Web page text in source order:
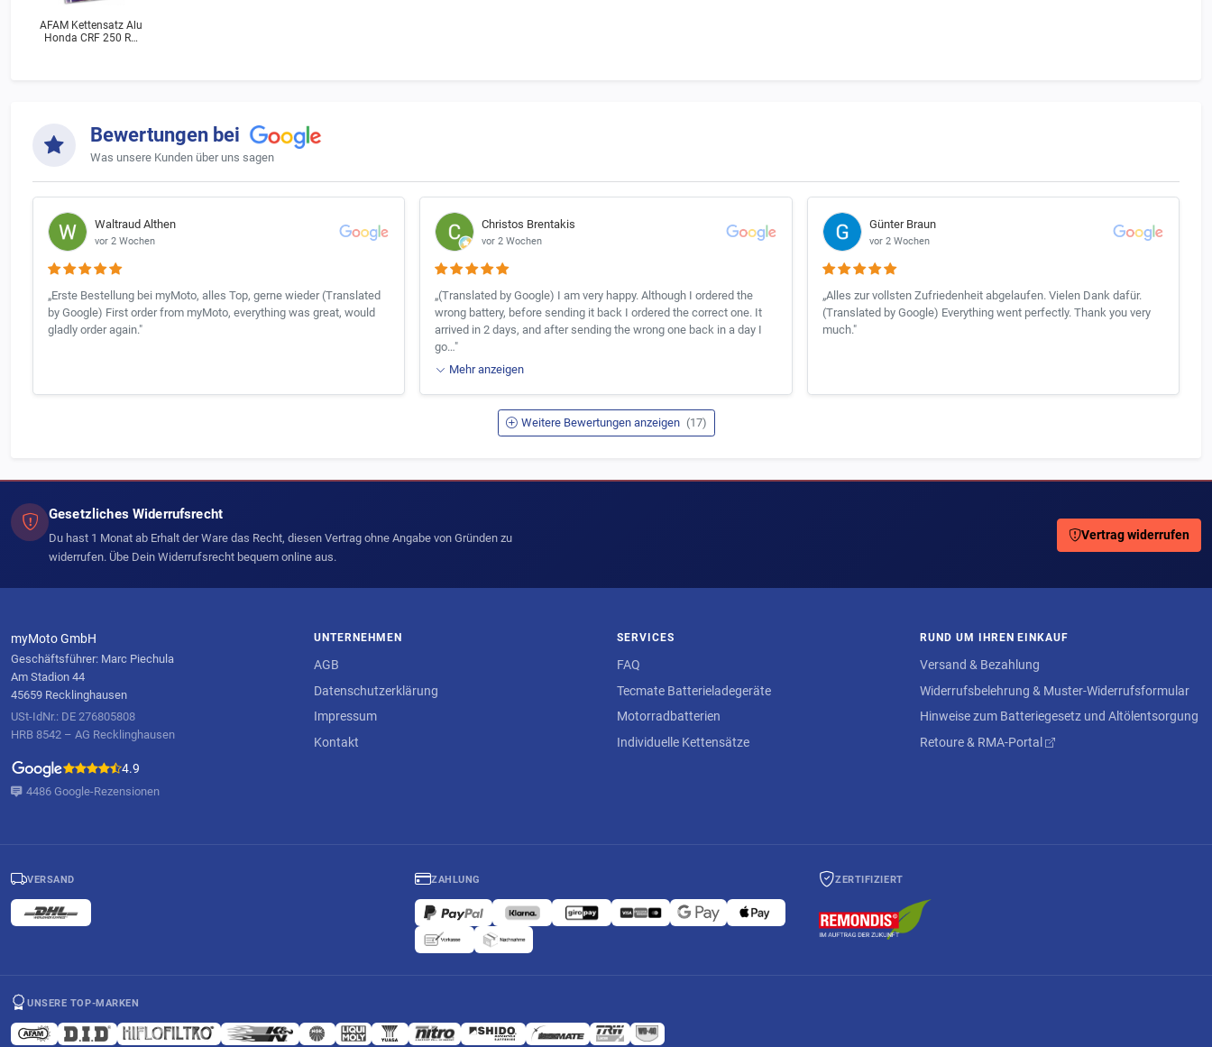
AFAM Kettensatz Alu
Honda CRF 250 RX
Bewertungen bei
Was unsere Kunden über uns sagen
Waltraud Althen
vor 2 Wochen
„Erste Bestellung bei myMoto, alles Top, gerne wieder (Translated
by Google) First order from myMoto, everything was great, would
gladly order again."
Christos Brentakis
vor 2 Wochen
„(Translated by Google) I am very happy. Although I ordered the
wrong battery, before sending it back I ordered the correct one. It
arrived in 2 days, and after sending the wrong one back in a day I
go…"
Mehr anzeigen
Günter Braun
vor 2 Wochen
„Alles zur vollsten Zufriedenheit abgelaufen. Vielen Dank dafür.
(Translated by Google) Everything went perfectly. Thank you very
much."
Weitere Bewertungen anzeigen (17)
Gesetzliches Widerrufsrecht
Du hast 1 Monat ab Erhalt der Ware das Recht, diesen Vertrag ohne Angabe von Gründen zu
widerrufen. Übe Dein Widerrufsrecht bequem online aus.
Vertrag widerrufen
myMoto GmbH
Geschäftsführer: Marc Piechula
Am Stadion 44
45659 Recklinghausen
USt-IdNr.: DE 276805808
HRB 8542 – AG Recklinghausen
4.9
4486 Google-Rezensionen
UNTERNEHMEN
AGB
Datenschutzerklärung
Impressum
Kontakt
SERVICES
FAQ
Tecmate Batterieladegeräte
Motorradbatterien
Individuelle Kettensätze
RUND UM IHREN EINKAUF
Versand & Bezahlung
Widerrufsbelehrung & Muster-Widerrufsformular
Hinweise zum Batteriegesetz und Altölentsorgung
Retoure & RMA-Portal
VERSAND ZAHLUNG ZERTIFIZIERT
UNSERE TOP-MARKEN